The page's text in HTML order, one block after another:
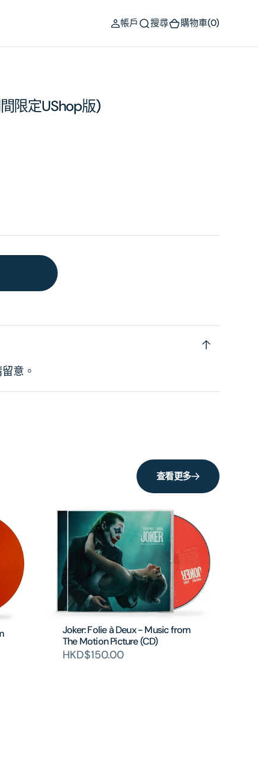
帳戶 搜尋 購物車(0)
限定UShop版)
意。
查看更多
Joker: Folie à Deux - Music from
The Motion Picture (CD)
HKD$150.00